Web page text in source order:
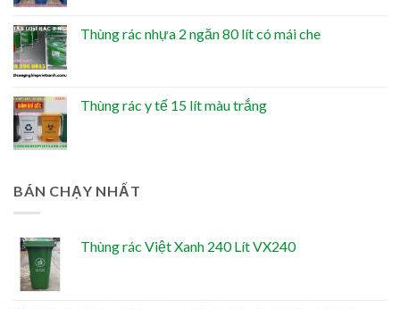
Thùng rác nhựa 2 ngăn 80 lít có mái che
Thùng rác y tế 15 lít màu trắng
BÁN CHẠY NHẤT
Thùng rác Việt Xanh 240 Lít VX240